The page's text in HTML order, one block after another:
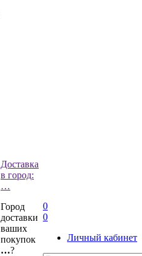
Доставка
в город:
…
Город
доставки
ваших
покупок
…?
0
0
Личный кабинет